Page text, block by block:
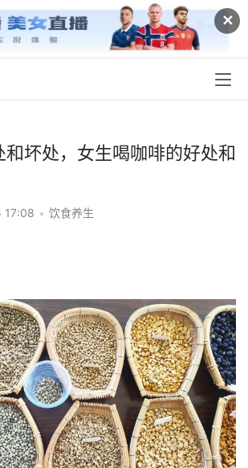
✕
和坏处，女生喝咖啡的好处和
17:08 • 饮食养生